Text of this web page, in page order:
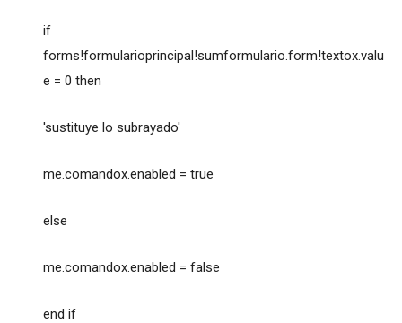
if
forms!formularioprincipal!sumformulario.form!textox.valu
e = 0 then
'sustituye lo subrayado'
me.comandox.enabled = true
else
me.comandox.enabled = false
end if